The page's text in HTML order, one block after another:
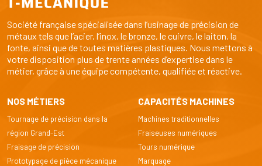
Société française spécialisée dans l’usinage de précision de
métaux tels que l’acier, l’inox, le bronze, le cuivre, le laiton, la
fonte, ainsi que de toutes matières plastiques. Nous mettons à
votre disposition plus de trente années d’expertise dans le
métier, grâce à une équipe compétente, qualifiée et réactive.
NOS MÉTIERS
Tournage de précision dans la
région Grand-Est
Fraisage de précision
Prototypage de pièce mécanique
CAPACITÉS MACHINES
Machines traditionnelles
Fraiseuses numériques
Tours numérique
Marquage